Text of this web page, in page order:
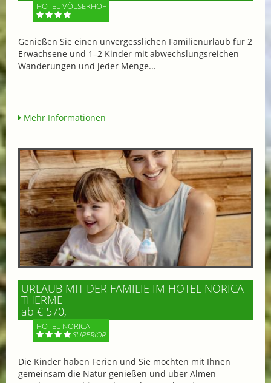
HOTEL VÖLSERHOF
Genießen Sie einen unvergesslichen Familienurlaub für 2
Erwachsene und 1–2 Kinder mit abwechslungsreichen
Wanderungen und jeder Menge...
Mehr Informationen
URLAUB MIT DER FAMILIE IM HOTEL NORICA
THERME
ab € 570,-
HOTEL NORICA
SUPERIOR
Die Kinder haben Ferien und Sie möchten mit Ihnen
gemeinsam die Natur genießen und über Almen